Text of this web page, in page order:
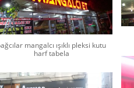
mangalcı ışıklı pleksi kutu
harf tabela